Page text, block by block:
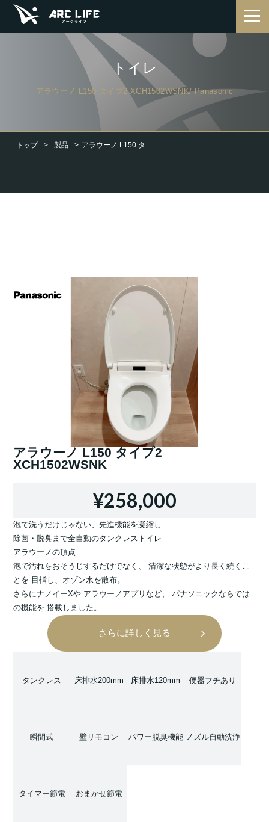
トップ 製品 アラウーノ L150 タイプ2 XCH1502WSNK
トイレ
アラウーノ L150 タイプ2 XCH1502WSNK/ Panasonic
アラウーノ L150 タイプ2
XCH1502WSNK
¥258,000
泡で洗うだけじゃない、先進機能を凝縮し
除菌・脱臭まで全自動のタンクレストイレ
アラウーノの頂点
泡で汚れをおそうじするだけでなく、 清潔な状態がより長く続くこ
とを 目指し、オゾン水を散布。
さらにナノイーXや アラウーノアプリなど、 パナソニックならでは
の機能を 搭載しました。
さらに詳しく見る
タンクレス 床排水200mm 床排水120mm 便器フチあり
瞬間式 壁リモコン パワー脱臭機能 ノズル自動洗浄
タイマー節電 おまかせ節電